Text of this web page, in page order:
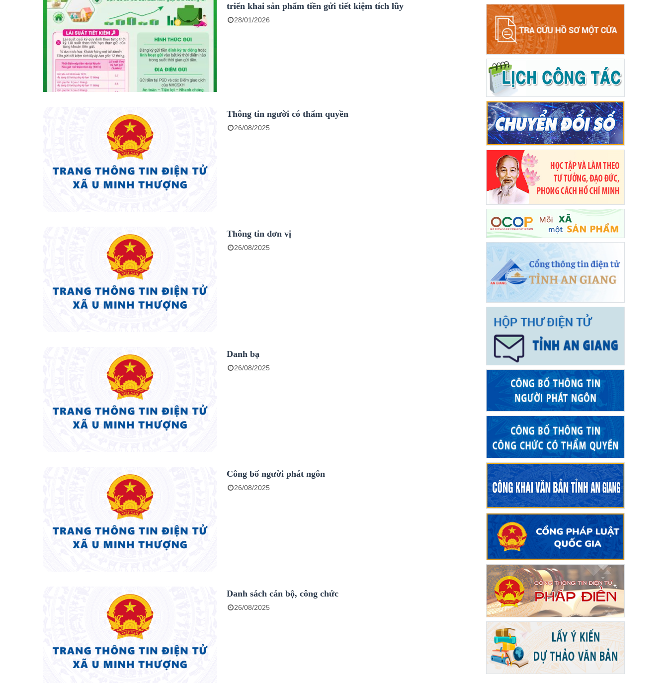
triển khai sản phẩm tiền gửi tiết kiệm tích lũy
28/01/2026
Thông tin người có thẩm quyền
26/08/2025
Thông tin đơn vị
26/08/2025
Danh bạ
26/08/2025
Công bố người phát ngôn
26/08/2025
Danh sách cán bộ, công chức
26/08/2025